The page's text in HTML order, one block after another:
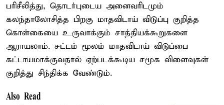
பரிசீலித்து, தொடர்புடைய அனைவரிடமும்
கலந்தாலோசித்த பிறகு மாதவிடாய் விடுப்பு குறித்த
கொள்கையை உருவாக்கும் சாத்தியக்கூறுகளை
ஆராயலாம். சட்டம் மூலம் மாதவிடாய் விடுப்பை
கட்டாயமாக்குவதால் ஏற்படக்கூடிய சமூக விளைவுகள்
குறித்து சிந்திக்க வேண்டும்.
Also Read